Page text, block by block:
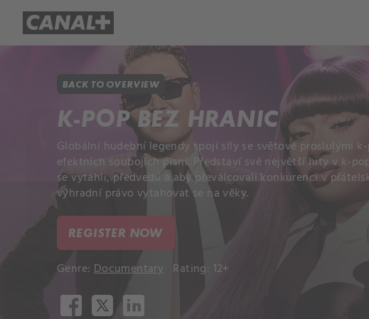
BACK TO OVERVIEW
K-POP BEZ HRANIC
Globální hudební legendy spojí síly se světově proslulými
efektních soubojích písní. Představí své největší hity v k-
se vytáhli, předvedli a aby převálcovali konkurenci v
výhradní právo vytahovat se na věky.
REGISTER NOW
Genre: Documentary Rating: 12+